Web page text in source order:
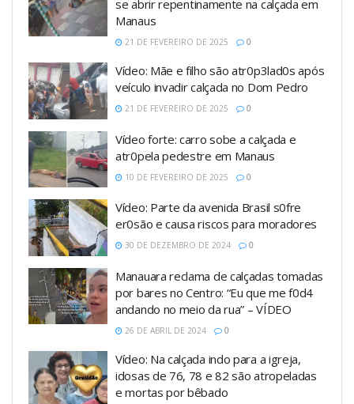
se abrir repentinamente na calçada em
Manaus
21 DE FEVEREIRO DE 2025 0
Vídeo: Mãe e filho são atr0p3lad0s após
veículo invadir calçada no Dom Pedro
21 DE FEVEREIRO DE 2025 0
Vídeo forte: carro sobe a calçada e
atr0pela pedestre em Manaus
10 DE FEVEREIRO DE 2025 0
Vídeo: Parte da avenida Brasil s0fre
er0são e causa riscos para moradores
30 DE DEZEMBRO DE 2024 0
Manauara reclama de calçadas tomadas
por bares no Centro: “Eu que me f0d4
andando no meio da rua” – VÍDEO
26 DE ABRIL DE 2024 0
Vídeo: Na calçada indo para a igreja,
idosas de 76, 78 e 82 são atropeladas
e mortas por bêbado